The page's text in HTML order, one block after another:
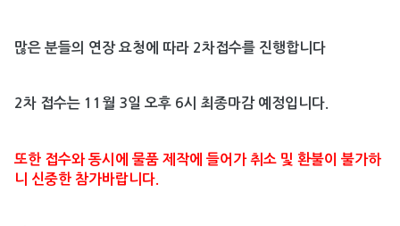
많은 분들의 연장 요청에 따라 2차접수를 진행합니다
2차 접수는 11월 3일 오후 6시 최종마감 예정입니다.
또한 접수와 동시에 물품 제작에 들어가 취소 및 환불이 불가하
니 신중한 참가바랍니다.